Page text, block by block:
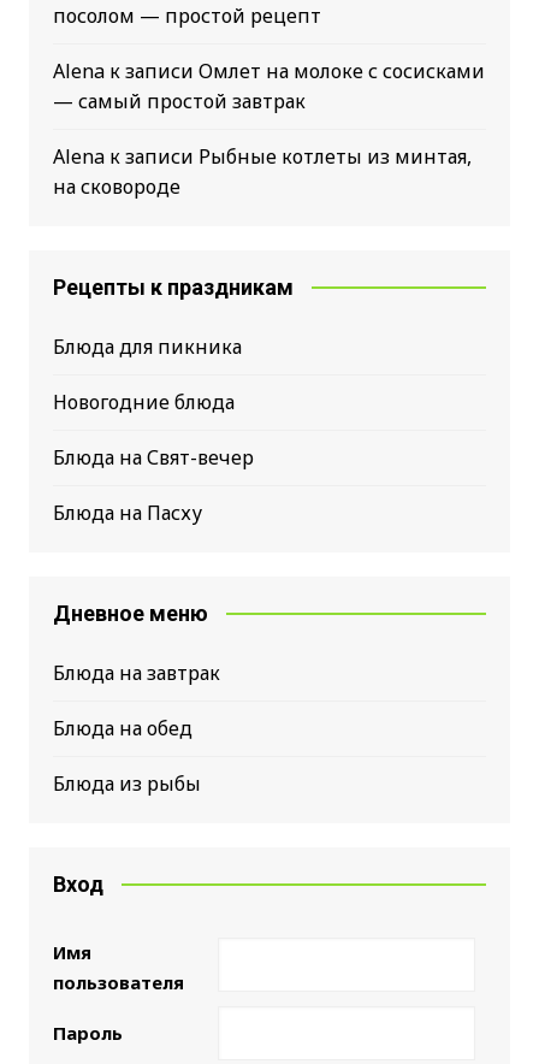
посолом — простой рецепт
Alenaк записи Омлет на молоке с сосисками
— самый простой завтрак
Alenaк записи Рыбные котлеты из минтая,
на сковороде
Рецепты к праздникам
Блюда для пикника
Новогодние блюда
Блюда на Свят-вечер
Блюда на Пасху
Дневное меню
Блюда на завтрак
Блюда на обед
Блюда из рыбы
Вход
Имя
пользователя
Пароль